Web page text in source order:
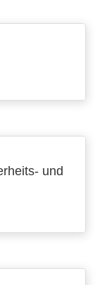
und